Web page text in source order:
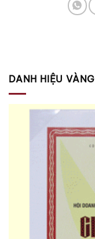
DANH HIỆU VÀNG